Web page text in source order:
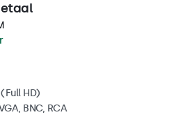
HD)
BNC, RCA